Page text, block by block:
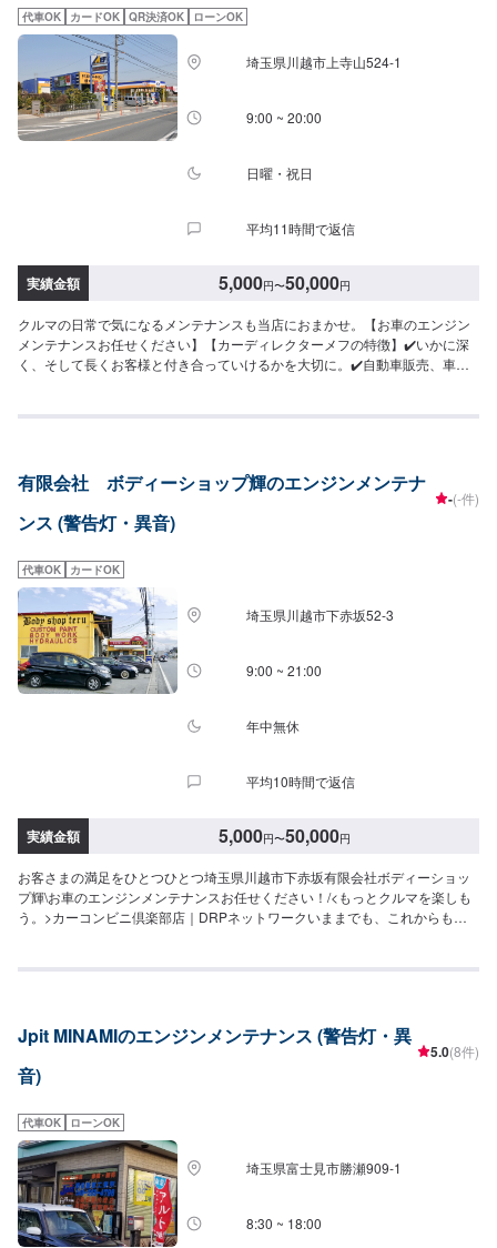
修理、整備に限り代車の貸し出しを無料で行っております。有償でのレンタ
ル貸出も行っております。お気軽にご相談下さい。※代車の燃料代はお客様に
ご負担いただいております。<定休日・営業時間>定休日：月曜日営業時間：
9:00~18:00
代車OK カードOK QR決済OK ローンOK
埼玉県川越市上寺山524-1
9:00 ~ 20:00
日曜・祝日
平均11時間で返信
実績金額 5,000円〜50,000円
クルマの日常で気になるメンテナンスも当店におまかせ。【お車のエンジン
メンテナンスお任せください】【カーディレクターメフの特徴】✔️いかに深
く、そして長くお客様と付き合っていけるかを大切に。✔️自動車販売、車
込み・ご購入希望の旨をオファー備考欄にご記載ください。【代車につい
有限会社 ボディーショップ輝のエンジンメンテナ
ンス (警告灯・異音)
-(-件)
代車OK カードOK
埼玉県川越市下赤坂52‐3
9:00 ~ 21:00
年中無休
平均10時間で返信
実績金額 5,000円〜50,000円
お客さまの満足をひとつひとつ埼玉県川越市下赤坂有限会社ボディーショッ
プ輝\お車のエンジンメンテナンスお任せください！/<もっとクルマを楽しも
う。>カーコンビニ倶楽部店｜DRPネットワークいままでも、これからも。
めカーコンビニ倶楽部やDRPネットワークに加入し、設備を整え、焦ること
納得いただければ作業開始【4】仕上がり次第納車<パーツ持ち込みOK>パー
ツの持ち込み・販売が可能です。持ち込みをご希望の方はオファーにて、車
種情報と持ち込みパーツの詳細をお送りください。店頭でのパーツのご購入
い。<代車について>代車をご用意しています。お車の作業中は代車をご利用
ください。※代車の燃料代はお客様にご負担いただいております。<定休日・
営業時間>定休日：年中無休（大型連休のみ休み）営業時間：9:00~21:00<輸
入車のご注意>修理作業時に部品が必要な場合、一般的に国内に流通している
部品以外は本国取り寄せとなるため、作業完了までにお時間をいただく場合
がございます。また車の性質上、追加部品・作業が必要となるケースがあ
り、その場合は都度ご連絡をさせていただきます。
Jpit MINAMIのエンジンメンテナンス (警告灯・異
音)
5.0(8件)
代車OK ローンOK
埼玉県富士見市勝瀬909‐1
8:30 ~ 18:00